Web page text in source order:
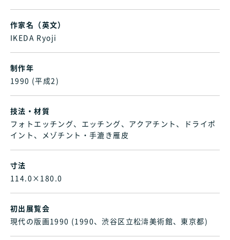
作家名（英文）
IKEDA Ryoji
制作年
1990 (平成2)
技法・材質
フォトエッチング、エッチング、アクアチント、ドライポ
イント、メゾチント・手漉き雁皮
寸法
114.0×180.0
初出展覧会
現代の版画1990 (1990、渋谷区立松濤美術館、東京都)